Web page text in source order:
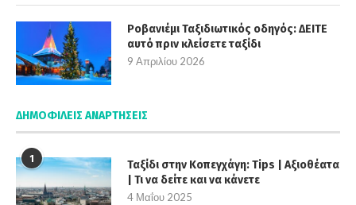
Ροβανιέμι Ταξιδιωτικός οδηγός: ΔΕΙΤΕ
αυτό πριν κλείσετε ταξίδι
9 Απριλίου 2026
ΔΗΜΟΦΙΛΕΊΣ ΑΝΑΡΤΉΣΕΙΣ
1
Ταξίδι στην Κοπεγχάγη: Tips | Αξιοθέατα
| Τι να δείτε και να κάνετε
4 Μαΐου 2025